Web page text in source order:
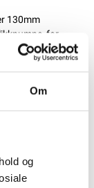
Om
og
130mm
for